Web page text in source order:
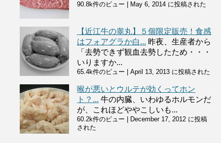
90.8k件のビュー May 6, 2014 に投稿された
【近江牛の睾丸】５個限定販売！食感
はフォアグラか白... 昨夜、生産者から
「去勢できず観血去勢したため・・・
いりますか...
65.4k件のビュー April 13, 2013 に投稿された
喉が悪いとウルテが効くってホン
ト？... 牛の内臓、いわゆるホルモンだ
が、これほどややこしいも...
60.2k件のビュー
December 17, 2012 に投稿
された